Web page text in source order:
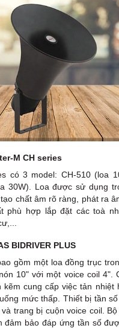
M CH series
có 3 model: CH-510 (loa
30W). Loa được sử dụng
chất âm rõ ràng, phát ra
phù hợp lắp đặt các toà
BIDRIVER PLUS
gồm một loa đồng trục
10" với một voice coil 4".
cung cấp việc tản nhiệt
mức thấp. Thiết bị tần
trang bị cuộn voice coil.
đảm bảo đáp ứng tần số